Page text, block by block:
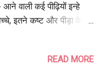
वाली कई पीढ़ियों इन्हे
इतने कष्ट और पीड़ा के
सहिष्णु है। मेरा परिवार
READ MORE